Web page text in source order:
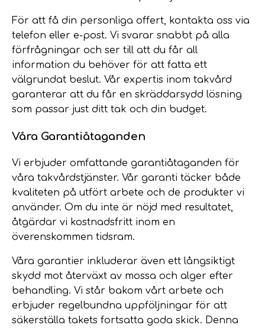
För att få din personliga offert, kontakta oss via
telefon eller e-post. Vi svarar snabbt på alla
förfrågningar och ser till att du får all
information du behöver för att fatta ett
välgrundat beslut. Vår expertis inom takvård
garanterar att du får en skräddarsydd lösning
som passar just ditt tak och din budget.
Våra Garantiåtaganden
Vi erbjuder omfattande garantiåtaganden för
våra takvårdstjänster. Vår garanti täcker både
kvaliteten på utfört arbete och de produkter vi
använder. Om du inte är nöjd med resultatet,
åtgärdar vi kostnadsfritt inom en
överenskommen tidsram.
Våra garantier inkluderar även ett långsiktigt
skydd mot återväxt av mossa och alger efter
behandling. Vi står bakom vårt arbete och
erbjuder regelbundna uppföljningar för att
säkerställa takets fortsatta goda skick. Denna